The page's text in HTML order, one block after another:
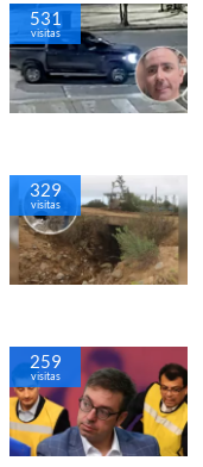
531
visitas
329
visitas
259
visitas